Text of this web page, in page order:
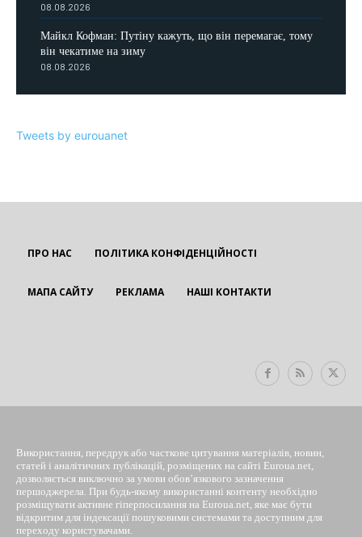
08.08.2026
Майкл Кофман: Путіну кажуть, що він перемагає, тому
він чекатиме на зиму
08.08.2026
Tweets by eurouanet
ПРО НАС ПОЛІТИКА КОНФІДЕНЦІЙНОСТІ
МАПА САЙТУ РЕКЛАМА НАШІ КОНТАКТИ
Використання, передрук або часткове цитування матеріалів, новин,
статей і аналітичних публікацій, розміщених на сайті Euroua.net,
дозволяється виключно за умови обов’язкового зазначення
першоджерела. При будь-якому використанні контенту необхідно
розміщувати активне гіперпосилання на Euroua.net, яке має бути
відкритим для індексації пошуковими системами та доступним для
переходу користувачами.